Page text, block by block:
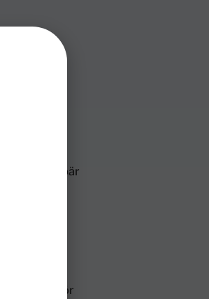
innebär
eller för